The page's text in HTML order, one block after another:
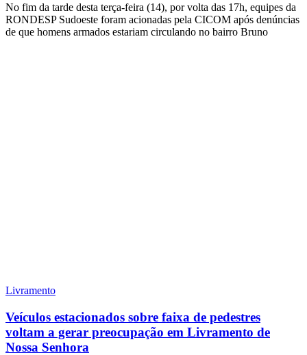
No fim da tarde desta terça-feira (14), por volta das 17h, equipes da
RONDESP Sudoeste foram acionadas pela CICOM após denúncias
de que homens armados estariam circulando no bairro Bruno
Livramento
Veículos estacionados sobre faixa de pedestres
voltam a gerar preocupação em Livramento de
Nossa Senhora